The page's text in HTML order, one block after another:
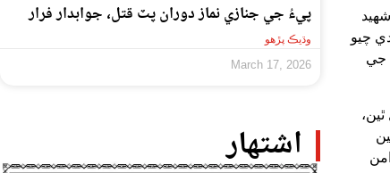
پيءُ جي جنازي نماز دوران پٽ قتل، جوابدار فرار
وڌيڪ پڙهو
March 17, 2026
اشتهار
چيو
جي